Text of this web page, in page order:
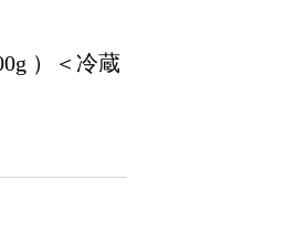
）＜冷蔵